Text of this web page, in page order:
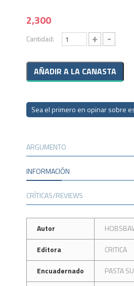
2,300
Cantidad: + -
Sea el primero en opinar sobre
ARGUMENTO
INFORMACIÓN
CRÍTICAS/REVIEWS
Autor
Editora
CRITICA
Encuadernado
PASTA